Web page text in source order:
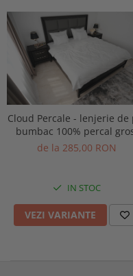
Cloud Percale - lenjerie de
bumbac 100% percal
personalizabila pe
de la 285,00 RON
IN STOC
VEZI VARIANTE